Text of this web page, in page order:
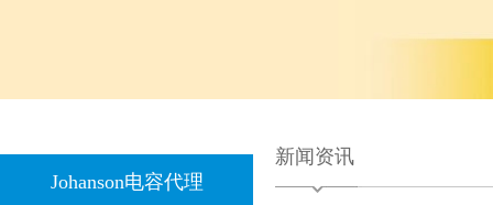
Johanson电容代理
新闻资讯